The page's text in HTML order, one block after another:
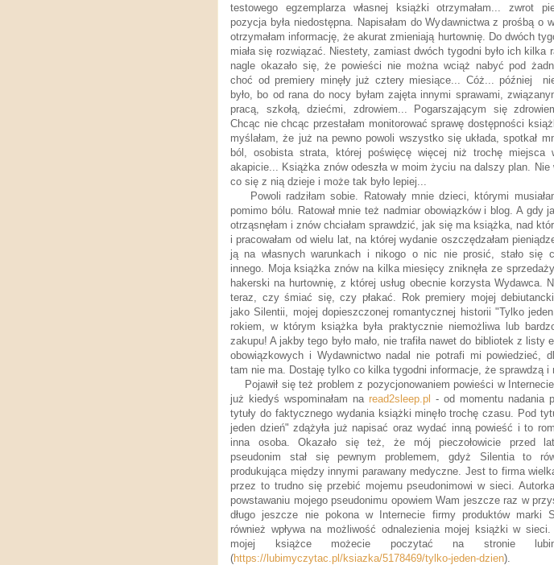
testowego egzemplarza własnej książki otrzymałam... zwrot
pozycja była niedostępna. Napisałam do Wydawnictwa z prośbą o
otrzymałam informację, że akurat zmieniają hurtownię. Do dwóch
miała się rozwiązać. Niestety, zamiast dwóch tygodni było ich kilka
nagle okazało się, że powieści nie można wciąż nabyć pod
choć od premiery minęły już cztery miesiące... Cóż... później
było, bo od rana do nocy byłam zajęta innymi sprawami,
pracą, szkołą, dziećmi, zdrowiem... Pogarszającym się
Chcąc nie chcąc przestałam monitorować sprawę dostępności
myślałam, że już na pewno powoli wszystko się układa, spotkał
ból, osobista strata, której poświęcę więcej niż trochę miejsca
akapicie... Książka znów odeszła w moim życiu na dalszy plan. Nie
co się z nią dzieje i może tak było lepiej...
Powoli radziłam sobie. Ratowały mnie dzieci, którymi
pomimo bólu. Ratował mnie też nadmiar obowiązków i blog. A gdy
otrząsnęłam i znów chciałam sprawdzić, jak się ma książka, nad
i pracowałam od wielu lat, na której wydanie oszczędzałam
ją na własnych warunkach i nikogo o nic nie prosić, stało się
innego. Moja książka znów na kilka miesięcy zniknęła ze
hakerski na hurtownię, z której usług obecnie korzysta Wydawca.
teraz, czy śmiać się, czy płakać. Rok premiery mojej
jako Silentii, mojej dopieszczonej romantycznej historii "Tylko
rokiem, w którym książka była praktycznie niemożliwa lub
zakupu! A jakby tego było mało, nie trafiła nawet do bibliotek z listy
obowiązkowych i Wydawnictwo nadal nie potrafi mi powiedzieć,
tam nie ma. Dostaję tylko co kilka tygodni informacje, że sprawdzą i
Pojawił się też problem z pozycjonowaniem powieści w
już kiedyś wspominałam naread2sleep.pl - od momentu nadania
tytuły do faktycznego wydania książki minęło trochę czasu. Pod
jeden dzień" zdążyła już napisać oraz wydać inną powieść i to
inna osoba. Okazało się też, że mój pieczołowicie przed
pseudonim stał się pewnym problemem, gdyż Silentia to
produkująca między innymi parawany medyczne. Jest to firma
przez to trudno się przebić mojemu pseudonimowi w sieci.
powstawaniu mojego pseudonimu opowiem Wam jeszcze raz w
długo jeszcze nie pokona w Internecie firmy produktów marki
również wpływa na możliwość odnalezienia mojej książki w
mojej książce możecie poczytać na stronie
(https://lubimyczytac.pl/ksiazka/5178469/tylko-jeden-dzien).